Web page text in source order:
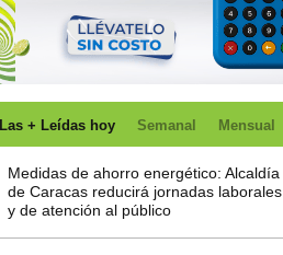
Las + Leídas hoy Semanal Mensual
Medidas de ahorro energético: Alcaldía
de Caracas reducirá jornadas laborales
y de atención al público